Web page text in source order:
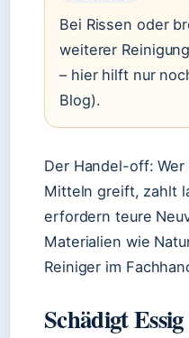
Bei Rissen oder
weiterer
– hier hilft nur
Blog).
Der Handel-off:
Mitteln greift, zahlt
erfordern teure
Materialien wie
Reiniger im
Schädigt